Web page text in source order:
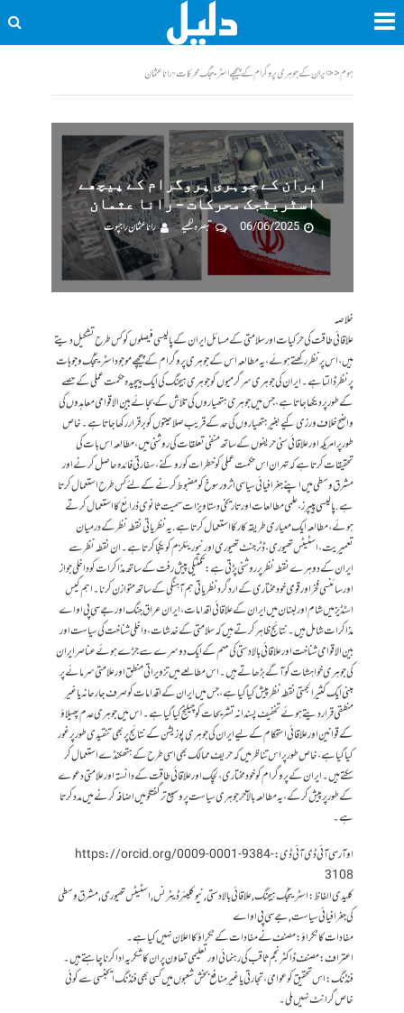
ہوم<<ایران کے جوہری پروگرام کے پیچھے اسٹریٹجک محرکات - رانا عثمان
ایران کے جوہری پروگرام کے پیچھے
اسٹریٹجک محرکات – رانا عثمان
06/06/2025
تبصرہ لکھیے رانا عثمان راجپوت
خلاصہ
علاقائی طاقت کی حرکیات اور سلامتی کے مسائل ایران کے پالیسی فیصلوں کو کس طرح تشکیل دیتے
ہیں، اس پر نظر رکھتے ہوئے، یہ مطالعہ اس کے جوہری پروگرام کے پیچھے موجود اسٹریٹجک وجوہات
پر نظر ڈالتا ہے۔ ایران کی جوہری سرگرمیوں کو جوہری ہیجنگ کی ایک پیچیدہ حکمت عملی کے حصے
کے طور پر دیکھا جاتا ہے، جس میں جوہری ہتھیاروں کی تلاش کے بجائے بین الاقوامی معاہدوں کی
واضح خلاف ورزی کیے بغیر ہتھیاروں کی حد کے قریب صلاحیتوں کو برقرار رکھا جاتا ہے۔ خاص
طور پر امریکہ اور علاقائی سنی حریفوں کے ساتھ منفی تعلقات کی روشنی میں، مطالعہ اس بات کی
تحقیقات کرتا ہے کہ تہران اس حکمت عملی کو خطرات کو روکنے، سفارتی فائدہ حاصل کرنے اور
مشرق وسطی میں اپنے جغرافیائی سیاسی اثر و رسوخ کو مضبوط کرنے کے لئے کس طرح استعمال کرتا
ہے. پالیسی پیپرز، علمی مطالعات اور تاریخی دستاویزات سمیت ثانوی ذرائع کا استعمال کرتے
ہوئے، مطالعہ ایک معیاری طریقہ کار کا استعمال کرتا ہے. یہ نظریاتی نقطہ نظر کے درمیان
تعمیریت، اسٹیٹس تھیوری، ڈٹرجنٹ تھیوری اور نیو ریئلزم کو یکجا کرتا ہے۔ ان نقطہ نظر سے
ایران کے دوہرے نقطہ نظر پر روشنی پڑتی ہے: تکنیکی پیش رفت کے ساتھ مذاکرات کو داخلی جواز
اور سائنسی فخر اور قومی خودمختاری کے ارد گرد نظریاتی ہم آہنگی کے ساتھ متوازن کرنا۔ اہم کیس
اسٹڈیز میں شام اور لبنان میں ایران کے علاقائی اقدامات، ایران عراق جنگ اور جے سی پی او اے
مذاکرات شامل ہیں۔ نتائج ظاہر کرتے ہیں کہ سلامتی کے خدشات، داخلی شناخت کی سیاست اور
بین الاقوامی شناخت اور علاقائی بالادستی کی مہم کے ایک دوسرے سے جڑے ہوئے عناصر ایران
کی جوہری خواہشات کو آگے بڑھاتے ہیں۔ اس مطالعے میں تزویراتی منطق اور علامتی سرمائے پر
مبنی ایک کثیر الجہتی نقطہ نظر پیش کیا گیا ہے، جس میں ایران کے اقدامات کو صرف جارحانہ یا غیر
منطقی قرار دیتے ہوئے تخفیف پسندانہ تشریحات کو چیلنج کیا گیا ہے۔ اس میں جوہری عدم پھیلاؤ
کے قوانین اور علاقائی استحکام کے لیے ایران کی جوہری پوزیشن کے نتائج پر بھی تنقیدی طور پر غور
کیا گیا ہے، خاص طور پر اس تناظر میں کہ حریف ممالک بھی اسی طرح کے ہتھکنڈے استعمال کر
سکتے ہیں۔ ایران کے پروگرام کو خودمختاری، لچک اور علاقائی طاقت کے دانستہ اور علامتی دعوے
کے طور پر پیش کرکے، یہ مطالعہ بالآخر جوہری سیاست پر وسیع تر گفتگو میں اضافہ کرنے میں مدد کرتا
ہے۔
او آر سی آئی ڈی آئی ڈی: https://orcid.org/0009-0001-9384-
3108
کلیدی الفاظ: اسٹریٹجک ہیجنگ, علاقائی بالادستی, نیوکلیئر ڈیٹرنس, اسٹیٹس تھیوری, مشرق وسطی
کی جغرافیائی سیاست, جے سی پی او اے
مفادات کا ٹکراؤ: مصنف نے مفادات کے ٹکراؤ کا اعلان نہیں کیا ہے۔
اعتراف: مصنف ڈاکٹر نجم ثاقب کی رہنمائی اور تعلیمی تعاون پر ان کا شکریہ ادا کرنا چاہتے ہیں۔
فنڈنگ: اس تحقیق کو عوامی، تجارتی یا غیر منافع بخش شعبوں میں کسی بھی فنڈنگ ایجنسی سے کوئی
خاص گرانٹ نہیں ملی۔